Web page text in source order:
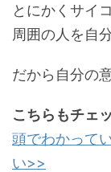
とにかくサイ
周囲の人を自
だから自分の
こちらもチェ
頭でわかって
い>>